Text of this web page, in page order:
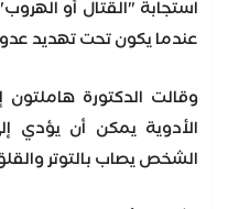
استجابة "القتال أو
عندما يكون تحت تهديد
وقالت الدكتورة
الأدوية يمكن أن يؤدي
الشخص يصاب بالتوتر